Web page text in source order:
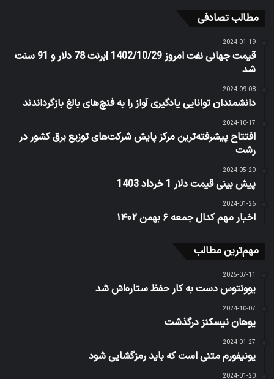
مطالب تصادفی
2024-01-19
قیمت جهانی نفت امروز 1402/10/29 |برنت 78 دلار و 91 سنت
شد
2024-09-08
دانشمندان توانایی یادگیری آواز را به فنچ‌های بالغ بازگرداندند
2024-10-17
افتتاح پیشرفته‌ترین مرکز پایش شرکت‌های توزیع برق کشور در
رشت
2024-05-20
پیش بینی قیمت دلار 1 خرداد 1403
2024-01-26
اخبار مهم کدال جمعه ۶ بهمن ۱۴۰۲
مهم‌ترین مطالب
2025-07-11
یوونتوس دست به کار حفظ ستاره‌اش شد
2024-10-07
یوهان نیسکنز درگذشت
2024-01-27
یونیفورم متنی است که باید رمزگشایی شود
2024-01-20